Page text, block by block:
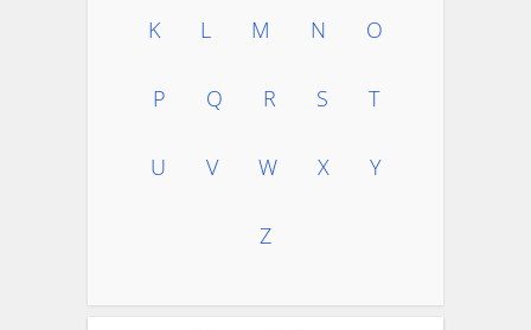
K L M N O
P Q R S T
U V W X Y
Z